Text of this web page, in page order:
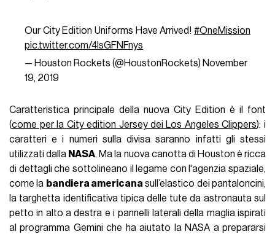
Our City Edition Uniforms Have Arrived!#OneMission
pic.twitter.com/4IsGFNFnys
— Houston Rockets (@HoustonRockets) November
19, 2019
Caratteristica principale della nuova City Edition è il font
(come per la City edition Jersey dei Los Angeles Clippers): i
caratteri e i numeri sulla divisa saranno infatti gli stessi
utilizzati dalla NASA. Ma la nuova canotta di Houston è ricca
di dettagli che sottolineano il legame con l'agenzia spaziale,
come la bandiera americanasull’elastico dei pantaloncini,
la targhetta identificativa tipica delle tute da astronauta sul
petto in alto a destra e i pannelli laterali della maglia ispirati
al programma Gemini che ha aiutato la NASA a prepararsi